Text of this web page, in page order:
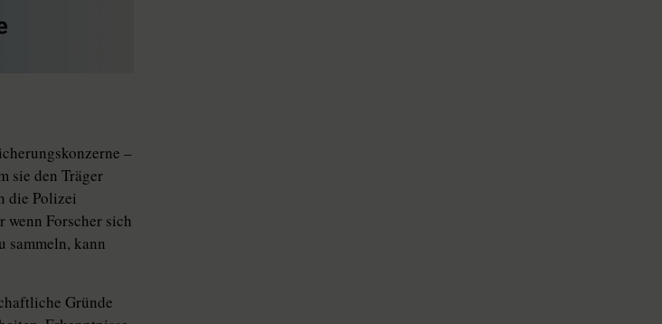
–
sie den Träger
die Polizei
Forscher sich
sammeln, kann
Gründe